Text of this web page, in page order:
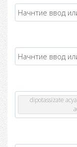
dipotassizate